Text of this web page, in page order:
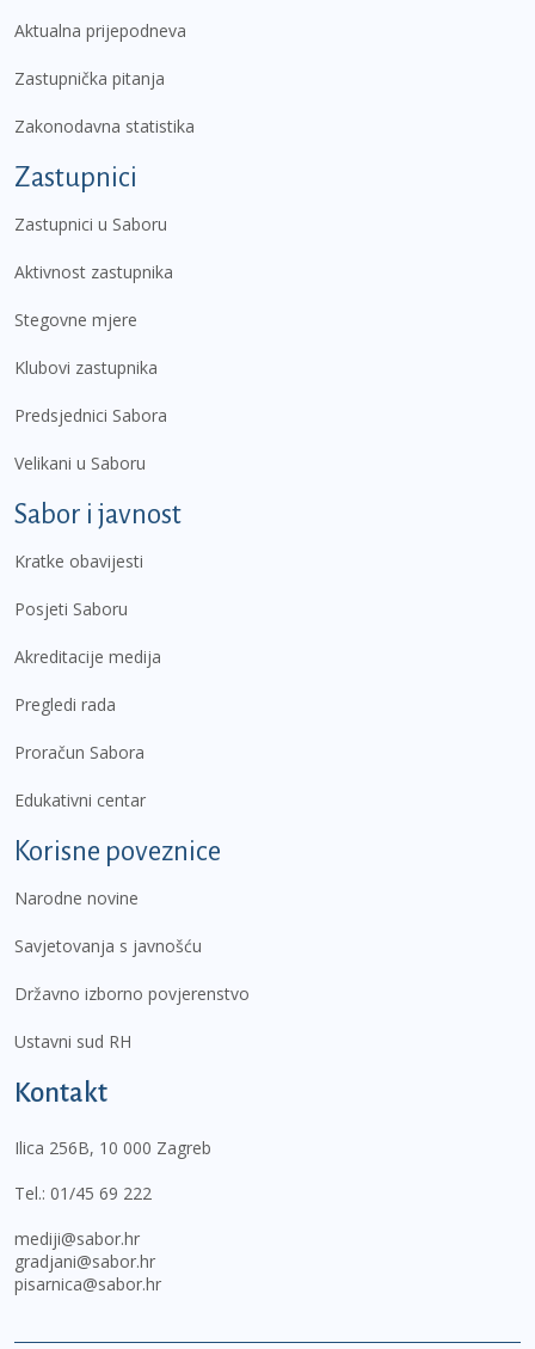
Aktualna prijepodneva
Zastupnička pitanja
Zakonodavna statistika
Zastupnici
Zastupnici u Saboru
Aktivnost zastupnika
Stegovne mjere
Klubovi zastupnika
Predsjednici Sabora
Velikani u Saboru
Sabor i javnost
Kratke obavijesti
Posjeti Saboru
Akreditacije medija
Pregledi rada
Proračun Sabora
Edukativni centar
Korisne poveznice
Narodne novine
Savjetovanja s javnošću
Državno izborno povjerenstvo
Ustavni sud RH
Kontakt
Ilica 256B, 10 000 Zagreb
Tel.: 01/45 69 222
mediji@sabor.hr
gradjani@sabor.hr
pisarnica@sabor.hr